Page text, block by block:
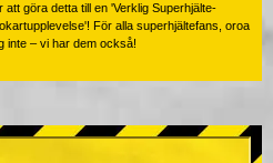
att göra detta till en 'Verklig Superhjälte-
För alla superhjältefans, oroa
inte – vi har dem också!